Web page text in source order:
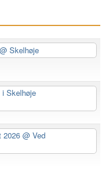
@ Skelhøje
i Skelhøje
2026 @ Ved